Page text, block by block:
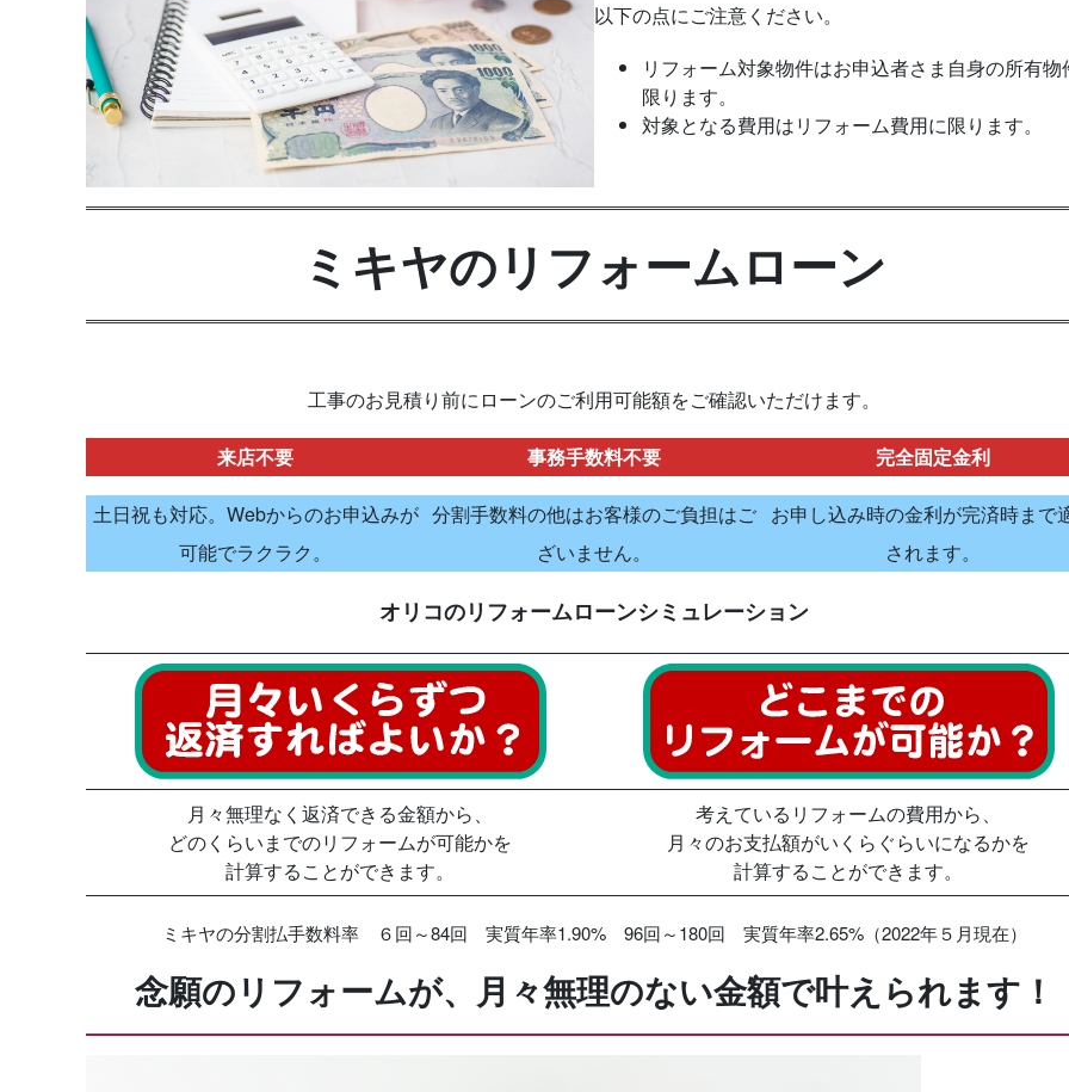
以下の点にご注意ください。
リフォーム対象物件はお申込者さま自身の所有物
限ります。
対象となる費用はリフォーム費用に限ります。
ミキヤのリフォームローン
工事のお見積り前にローンのご利用可能額をご確認いただけます。
来店不要
土日祝も対応。Webからのお申込みが
可能でラクラク。
事務手数料不要
分割手数料の他はお客様のご負担はご
ざいません。
完全固定金利
お申し込み時の金利が完済時まで
されます。
オリコのリフォームローンシミュレーション
月々無理なく返済できる金額から、
どのくらいまでのリフォームが可能かを
計算することができます。
考えているリフォームの費用から、
月々のお支払額がいくらぐらいになるかを
計算することができます。
ミキヤの分割払手数料率 ６回～84回 実質年率1.90% 96回～180回 実質年率2.65%（2022年５月現在）
念願のリフォームが、月々無理のない金額で叶えられます！